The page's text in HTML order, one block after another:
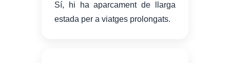
Sí, hi ha aparcament de llarga
estada per a viatges prolongats.